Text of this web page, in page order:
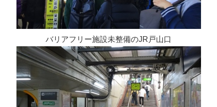
バリアフリー施設未整備のJR戸山口